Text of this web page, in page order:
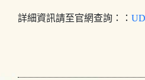
詳細資訊請至官網查詢：：